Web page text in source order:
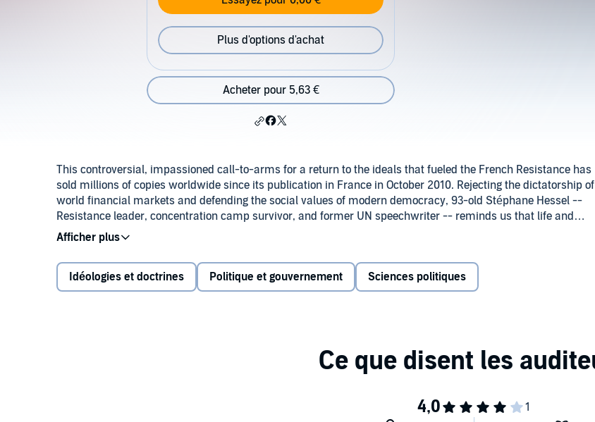
Plus d'options d'achat
Acheter pour 5,63 €
This controversial, impassioned call-to-arms for a return to the ideals that fueled the French Resistance has
sold millions of copies worldwide since its publication in France in October 2010. Rejecting the dictatorship of
world financial markets and defending the social values of modern democracy, 93-old Stéphane Hessel --
Resistance leader, concentration camp survivor, and former UN speechwriter -- reminds us that life and
liberty must still be fought for, and urges us to reclaim those essential rights we have permitted our
governments to erode since the end of World War II.
Idéologies et doctrines Politique et gouvernement Sciences politiques